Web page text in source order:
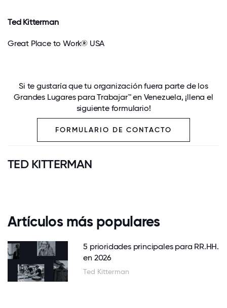
Ted Kitterman
Great Place to Work® USA
Si te gustaría que tu organización fuera parte de los
Grandes Lugares para Trabajar™ en Venezuela, ¡llena el
siguiente formulario!
FORMULARIO DE CONTACTO
TED KITTERMAN
Artículos más populares
5 prioridades principales para RR.HH.
en 2026
Ted Kitterman